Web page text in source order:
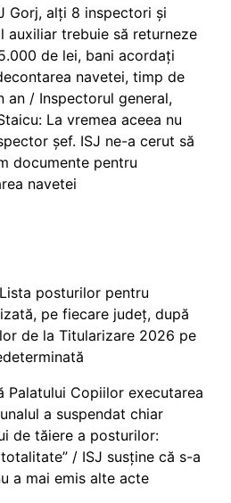
Gorj, alți 8 inspectori și
auxiliar trebuie să returneze
de lei, bani acordați
navetei, timp de
an / Inspectorul general,
La vremea aceea nu
șef. ISJ ne-a cerut să
documente pentru
navetei
posturilor pentru
pe fiecare județ, după
de la Titularizare 2026 pe
Palatului Copiilor executarea
a suspendat chiar
de tăiere a posturilor:
/ ISJ susține că s-a
a mai emis alte acte